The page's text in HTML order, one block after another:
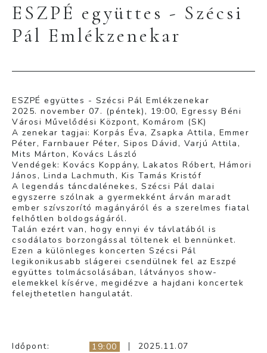
ESZPÉ együttes - Szécsi
Pál Emlékzenekar
ESZPÉ együttes - Szécsi Pál Emlékzenekar
2025. november 07. (péntek), 19:00, Egressy Béni
Városi Művelődési Központ, Komárom (SK)
A zenekar tagjai: Korpás Éva, Zsapka Attila, Emmer
Péter, Farnbauer Péter, Sipos Dávid, Varjú Attila,
Mits Márton, Kovács László
Vendégek: Kovács Koppány, Lakatos Róbert, Hámori
János, Linda Lachmuth, Kis Tamás Kristóf
A legendás táncdalénekes, Szécsi Pál dalai
egyszerre szólnak a gyermekként árván maradt
ember szívszorító magányáról és a szerelmes fiatal
felhőtlen boldogságáról.
Talán ezért van, hogy ennyi év távlatából is
csodálatos borzongással töltenek el bennünket.
Ezen a különleges koncerten Szécsi Pál
legikonikusabb slágerei csendülnek fel az Eszpé
együttes tolmácsolásában, látványos show-
elemekkel kísérve, megidézve a hajdani koncertek
felejthetetlen hangulatát.
Időpont: 19:00 2025.11.07